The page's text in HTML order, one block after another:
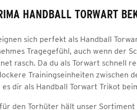
HANDBALL TORWART
sich perfekt als Handball
Tragegefühl, auch wenn der
rasch. Da du als Torwart schnell
Trainingseinheiten zwischen
dir als Handball Torwart Trikot
den Torhüter hält unser